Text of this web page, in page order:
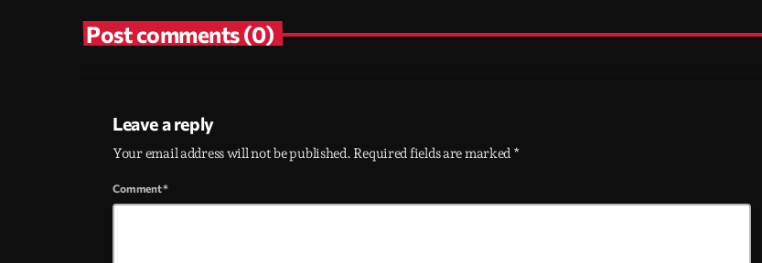
Post comments (0)
Leave a reply
Your email address will not be published. Required fields are marked *
Comment*